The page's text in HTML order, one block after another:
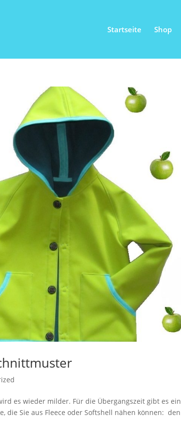
Startseite Shop
es wieder milder. Für die Übergangszeit gibt es ein
die Sie aus Fleece oder Softshell nähen können: den